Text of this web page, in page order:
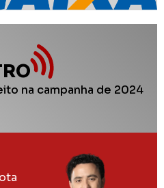
na campanha de 2024